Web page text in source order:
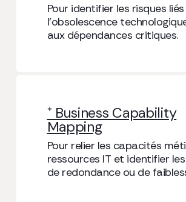
Pour identifier les risques
l’obsolescence
aux dépendances critiques.
⁺ Business Capability
Mapping
Pour relier les capacités
ressources IT et identifier
de redondance ou de